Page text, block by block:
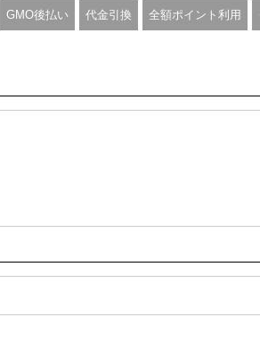
GMO後払い 代金引換 全額ポイント利用